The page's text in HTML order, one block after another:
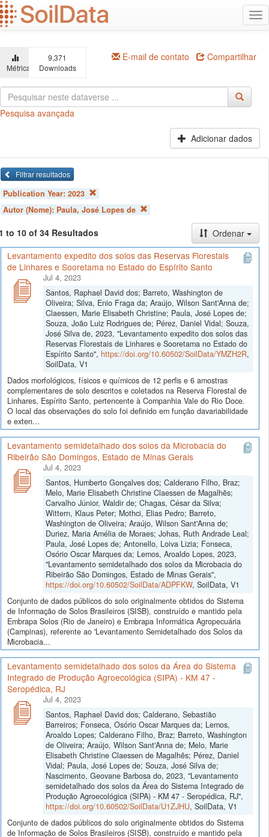
Ir
para
o
principal
Métricas
9,371
Downloads
E-mail de contato Compartilhar
Pesquisa avançada
Adicionar dados
Filtrar resultados
Publication Year: 2023
Autor (Nome): Paula, José Lopes de
to 10 of 34 Resultados
Ordenar
Levantamento expedito dos solos das Reservas Florestais
de Linhares e Sooretama no Estado do Espírito Santo
Jul 4, 2023
Santos, Raphael David dos; Barreto, Washington de
Oliveira; Silva, Enio Fraga da; Araújo, Wilson Sant'Anna de;
Claessen, Marie Elisabeth Christine; Paula, José Lopes de;
Souza, João Luiz Rodrigues de; Pérez, Daniel Vidal; Souza,
José Silva de, 2023, "Levantamento expedito dos solos das
Reservas Florestais de Linhares e Sooretama no Estado do
Espírito Santo", https://doi.org/10.60502/SoilData/YMZH2R,
SoilData, V1
Dados morfológicos, físicos e químicos de 12 perfis e 6 amostras
complementares de solo descritos e coletados na Reserva Florestal de
Linhares, Espírito Santo, pertencente à Companhia Vale do Rio Doce.
O local das observações do solo foi definido em função davariabilidade
e exten...
Levantamento semidetalhado dos solos da Microbacia do
Ribeirão São Domingos, Estado de Minas Gerais
Jul 4, 2023
Santos, Humberto Gonçalves dos; Calderano Filho, Braz;
Melo, Marie Elisabeth Christine Claessen de Magalhẽs;
Carvalho Júnior, Waldir de; Chagas, César da Silva;
Wittern, Klaus Peter; Mothci, Elias Pedro; Barreto,
Washington de Oliveira; Araújo, Wilson Sant'Anna de;
Duriez, Maria Amélia de Moraes; Johas, Ruth Andrade Leal;
Paula, José Lopes de; Antonello, Loiva Lizia; Fonseca,
Osório Oscar Marques da; Lemos, Aroaldo Lopes, 2023,
"Levantamento semidetalhado dos solos da Microbacia do
Ribeirão São Domingos, Estado de Minas Gerais",
https://doi.org/10.60502/SoilData/ADPFKW, SoilData, V1
Conjunto de dados públicos do solo originalmente obtidos do Sistema
de Informação de Solos Brasileiros (SISB), construído e mantido pela
Embrapa Solos (Rio de Janeiro) e Embrapa Informática Agropecuária
(Campinas), referente ao 'Levantamento Semidetalhado dos Solos da
Microbacia...
Levantamento semidetalhado dos solos da Área do Sistema
Integrado de Produção Agroecológica (SIPA) - KM 47 -
Seropédica, RJ
Jul 4, 2023
Santos, Raphael David dos; Calderano, Sebastião
Barreiros; Fonseca, Osório Oscar Marques da; Lemos,
Aroaldo Lopes; Calderano Filho, Braz; Barreto, Washington
de Oliveira; Araújo, Wilson Sant'Anna de; Melo, Marie
Elisabeth Christine Claessen de Magalhẽs; Pérez, Daniel
Vidal; Paula, José Lopes de; Souza, José Silva de;
Nascimento, Geovane Barbosa do, 2023, "Levantamento
semidetalhado dos solos da Área do Sistema Integrado de
Produção Agroecológica (SIPA) - KM 47 - Seropédica, RJ",
https://doi.org/10.60502/SoilData/U1ZJHU, SoilData, V1
Conjunto de dados públicos do solo originalmente obtidos do Sistema
de Informação de Solos Brasileiros (SISB), construído e mantido pela